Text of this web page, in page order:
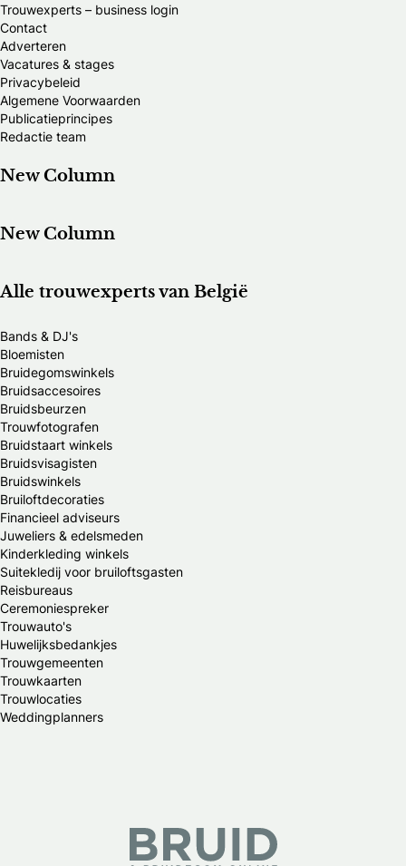
Trouwexperts – business login
Contact
Adverteren
Vacatures & stages
Privacybeleid
Algemene Voorwaarden
Publicatieprincipes
Redactie team
New Column
New Column
Alle trouwexperts van België
Bands & DJ's
Bloemisten
Bruidegomswinkels
Bruidsaccesoires
Bruidsbeurzen
Trouwfotografen
Bruidstaart winkels
Bruidsvisagisten
Bruidswinkels
Bruiloftdecoraties
Financieel adviseurs
Juweliers & edelsmeden
Kinderkleding winkels
Suitekledij voor bruiloftsgasten
Reisbureaus
Ceremoniespreker
Trouwauto's
Huwelijksbedankjes
Trouwgemeenten
Trouwkaarten
Trouwlocaties
Weddingplanners